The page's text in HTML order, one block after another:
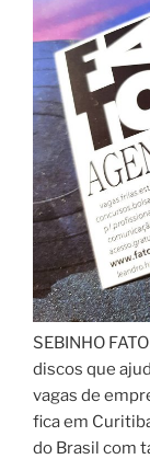
SEBINHO
discos que
vagas de
fica em
do Brasil com